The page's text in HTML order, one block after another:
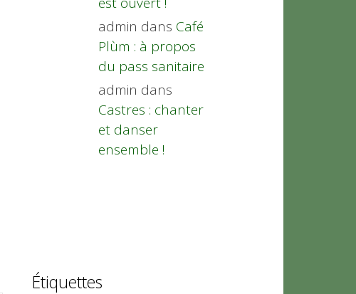
admin dans Café
Plùm : à propos
du pass sanitaire
admin dans
Castres : chanter
et danser
ensemble !
Étiquettes